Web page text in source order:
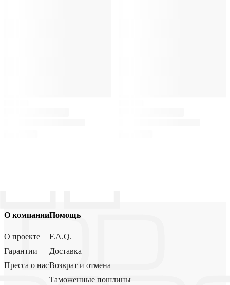
О компании
О проекте
Гарантии
Пресса о нас
Помощь
F.A.Q.
Доставка
Возврат и отмена
Таможенные пошлины